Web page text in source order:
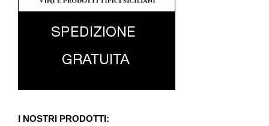
I NOSTRI PRODOTTI: